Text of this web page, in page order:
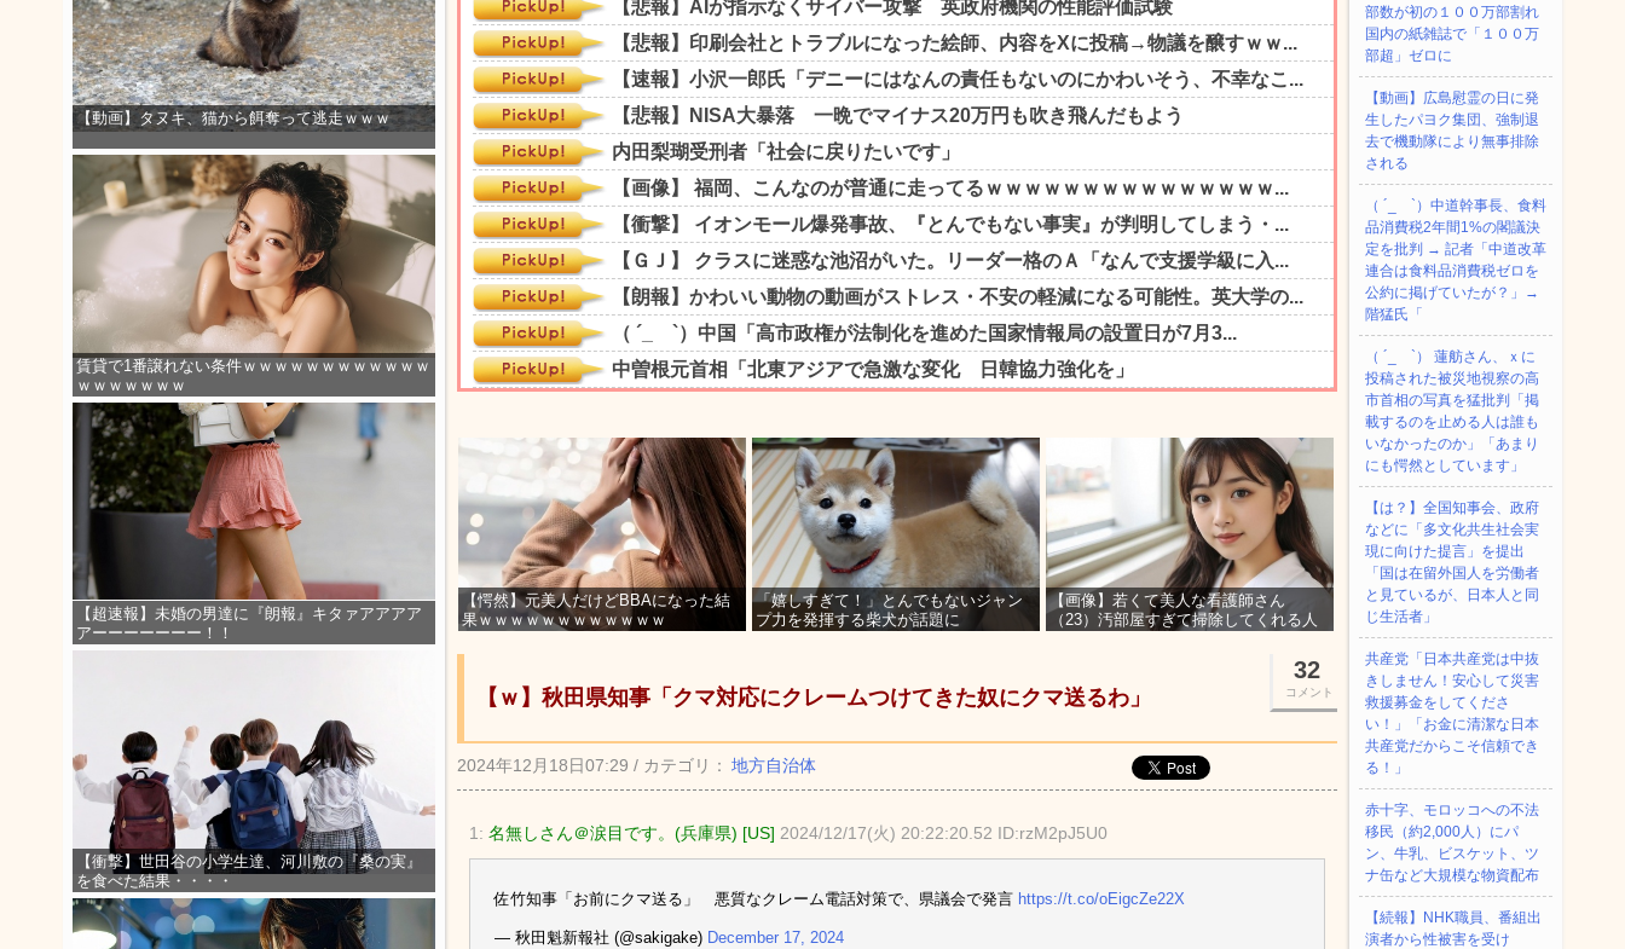
【動画】タヌキ、猫から餌奪って逃走ｗｗｗ
賃貸で1番譲れない条件ｗｗｗｗｗｗｗｗｗｗｗｗ
ｗｗｗｗｗｗｗ
【超速報】未婚の男達に『朗報』キタァアアアア
アーーーーーーー！！
【衝撃】世田谷の小学生達、河川敷の『桑の実』
を食べた結果・・・・
【愕然】元美人だけどBBAになった結
果ｗｗｗｗｗｗｗｗｗｗｗｗ
「嬉しすぎて！」とんでもないジャン
プ力を発揮する柴犬が話題に
【画像】若くて美人な看護師さん
（23）汚部屋すぎて掃除してくれる人
32
コメント
【ｗ】秋田県知事「クマ対応にクレームつけてきた奴にクマ送るわ」
2024年12月18日07:29 / カテゴリ： 地方自治体
1: 名無しさん＠涙目です。(兵庫県) [US] 2024/12/17(火) 20:22:20.52 ID:rzM2pJ5U0
佐竹知事「お前にクマ送る」 悪質なクレーム電話対策で、県議会で発言 https://t.co/oEigcZe22X
— 秋田魁新報社 (@sakigake) December 17, 2024
部数が初の１００万部割れ
国内の紙雑誌で「１００万
部超」ゼロに
【動画】広島慰霊の日に発
生したパヨク集団、強制退
去で機動隊により無事排除
される
（ ´_ゝ`）中道幹事長、食料
品消費税2年間1%の閣議決
定を批判 → 記者「中道改革
連合は食料品消費税ゼロを
公約に掲げていたが？」→
階猛氏「
（ ´_ゝ`） 蓮舫さん、ｘに
投稿された被災地視察の高
市首相の写真を猛批判「掲
載するのを止める人は誰も
いなかったのか」「あまり
にも愕然としています」
【は？】全国知事会、政府
などに「多文化共生社会実
現に向けた提言」を提出
「国は在留外国人を労働者
と見ているが、日本人と同
じ生活者」
共産党「日本共産党は中抜
きしません！安心して災害
救援募金をしてくださ
い！」「お金に清潔な日本
共産党だからこそ信頼でき
る！」
赤十字、モロッコへの不法
移民（約2,000人）にパ
ン、牛乳、ビスケット、ツ
ナ缶など大規模な物資配布
【続報】NHK職員、番組出
演者から性被害を受け